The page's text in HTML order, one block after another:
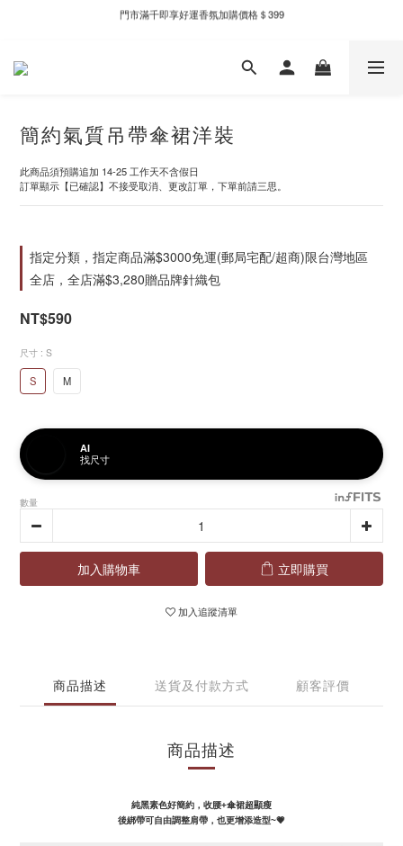
新自製款系列首批限時優惠｜單件95折，任兩件9折
門市滿千即享好運香氛加購價格＄399
簡約氣質吊帶傘裙洋裝
此商品須預購追加 14-25 工作天不含假日
訂單顯示【已確認】不接受取消、更改訂單，下單前請三思。
指定分類，指定商品滿$3000免運(郵局宅配/超商)限台灣地區
全店，全店滿$3,280贈品牌針織包
NT$590
尺寸 : S
S M
AI
找尺寸
數量
加入購物車 立即購買
加入追蹤清單
商品描述 送貨及付款方式 顧客評價
商品描述
純黑素色好簡約，收腰+傘裙超顯瘦
後綁帶可自由調整肩帶，也更增添造型~💗